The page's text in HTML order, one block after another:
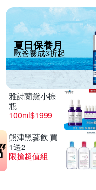
夏日保養月
歐爸養成3折起
雅詩蘭黛小棕
瓶
100ml$1999
熊津黑蔘飲 買
1送2
限搶超值組